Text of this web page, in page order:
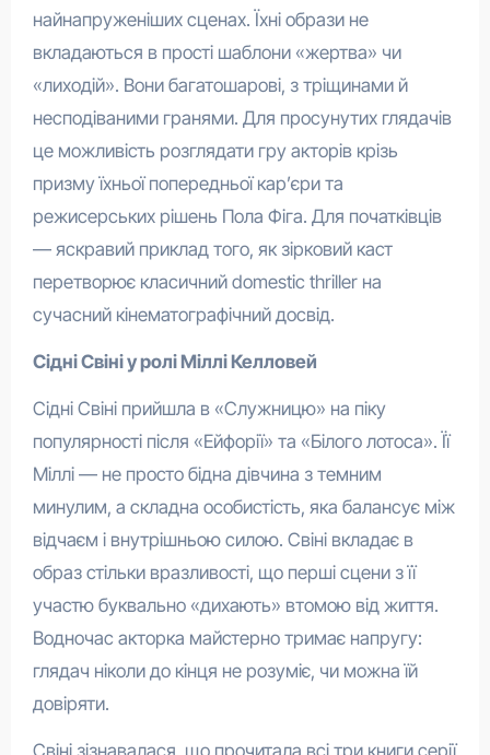
найнапруженіших сценах. Їхні образи не
вкладаються в прості шаблони «жертва» чи
«лиходій». Вони багатошарові, з тріщинами й
несподіваними гранями. Для просунутих глядачів
це можливість розглядати гру акторів крізь
призму їхньої попередньої кар’єри та
режисерських рішень Пола Фіга. Для початківців
— яскравий приклад того, як зірковий каст
перетворює класичний domestic thriller на
сучасний кінематографічний досвід.
Сідні Свіні у ролі Міллі Келловей
Сідні Свіні прийшла в «Служницю» на піку
популярності після «Ейфорії» та «Білого лотоса». Її
Міллі — не просто бідна дівчина з темним
минулим, а складна особистість, яка балансує між
відчаєм і внутрішньою силою. Свіні вкладає в
образ стільки вразливості, що перші сцени з її
участю буквально «дихають» втомою від життя.
Водночас акторка майстерно тримає напругу:
глядач ніколи до кінця не розуміє, чи можна їй
довіряти.